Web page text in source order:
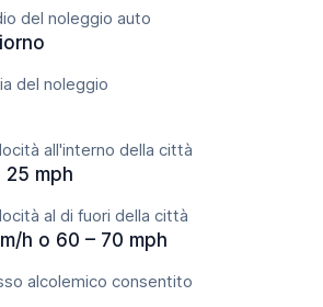
del noleggio auto
del noleggio
all'interno della città
25 mph
al di fuori della città
h o 60 – 70 mph
alcolemico consentito